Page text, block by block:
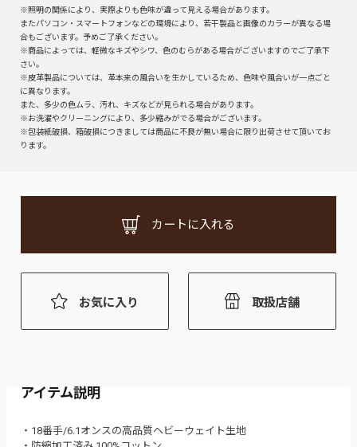
※照明の関係により、実際よりも色味が違って見える場合があります。
またパソコン・スマートフォンなどの環境により、若干製品と画像のカラーが異なる場
合もございます。予めご了承ください。
※商品によっては、軽微なキズやシワ、色のむらがある場合がございますのでご了承下
さい。
※皮革製品については、革本来の風合いを生かしているため、色味や風合いが一点ごと
に異なります。
また、多少の色ムラ、汚れ、キズなどが見られる場合があります。
※お洗濯やクリーニングにより、多少縮みがでる場合がございます。
※包装紙破損、箱破損につきましては商品に不良が無い場合に限り出荷させて頂いてお
ります。
カートに入れる
お気に入り 取扱店舗
アイテム説明
・18番手/6.1オンスの高品質ヘビーウェイト生地